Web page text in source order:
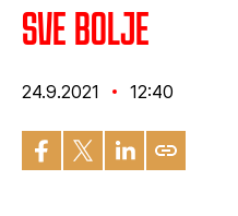
sve bolje
24.9.2021 12:40